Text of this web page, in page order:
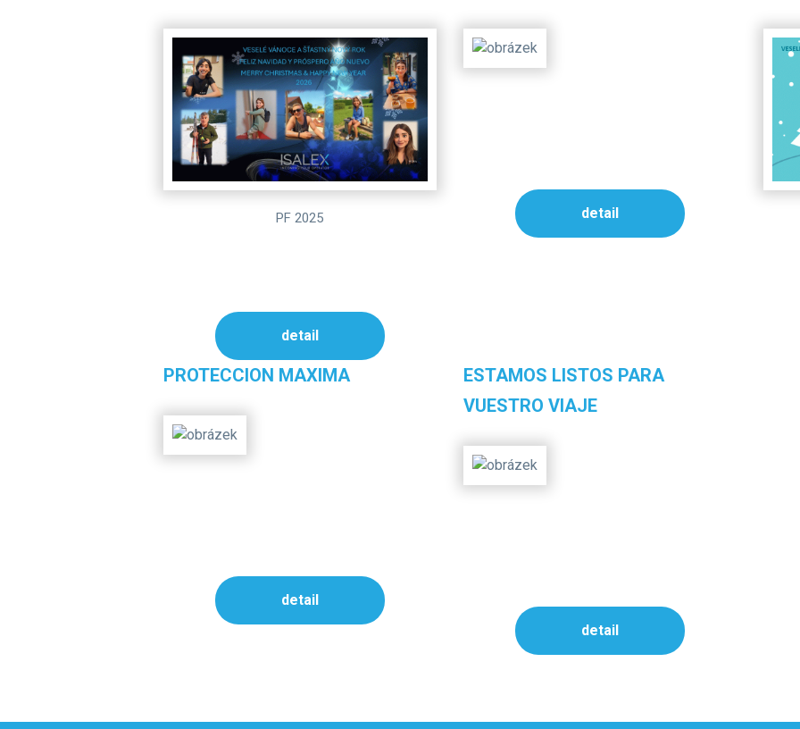
PF 2025
detail
detail
PROTECCION MAXIMA
detail
ESTAMOS LISTOS PARA
VUESTRO VIAJE
detail